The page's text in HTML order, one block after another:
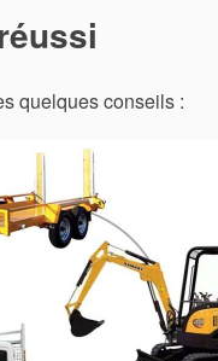
quelques conseils :